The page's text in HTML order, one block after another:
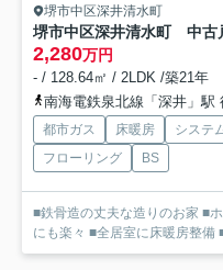
堺市中区深井清水町
堺市中区深井清水町 中古
2,280万円
- / 128.64㎡ / 2LDK /築21年
南海電鉄泉北線「深井」駅
都市ガス 床暖房 システ
フローリング
BS
■鉄骨造の丈夫な造りのお家 ■
にも楽々 ■全居室に床暖房整備